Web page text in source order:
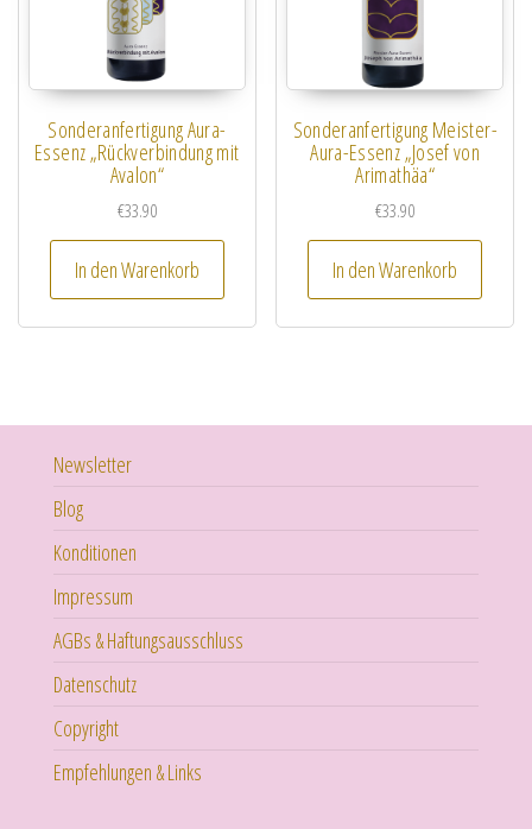
Sonderanfertigung Aura-
Essenz „Rückverbindung mit
Avalon“
€33.90
In den Warenkorb
Sonderanfertigung Meister-
Aura-Essenz „Josef von
Arimathäa“
€33.90
In den Warenkorb
Newsletter
Blog
Konditionen
Impressum
AGBs & Haftungsausschluss
Datenschutz
Copyright
Empfehlungen & Links